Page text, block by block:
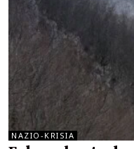
NAZIO-KRISIA